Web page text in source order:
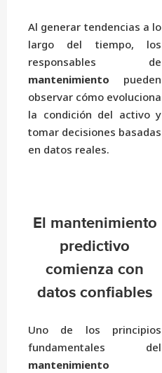
Al generar tendencias a lo
largo del tiempo, los
responsables de
mantenimiento pueden
observar cómo evoluciona
la condición del activo y
tomar decisiones basadas
en datos reales.
El mantenimiento
predictivo
comienza con
datos confiables
Uno de los principios
fundamentales del
mantenimiento